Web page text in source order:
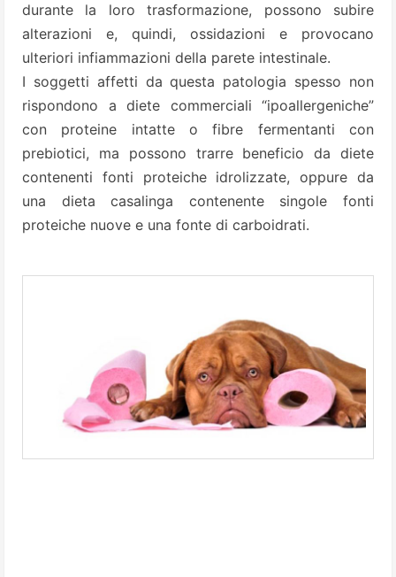
durante la loro trasformazione, possono subire
alterazioni e, quindi, ossidazioni e provocano
ulteriori infiammazioni della parete intestinale.
I soggetti affetti da questa patologia spesso non
rispondono a diete commerciali “ipoallergeniche”
con proteine intatte o fibre fermentanti con
prebiotici, ma possono trarre beneficio da diete
contenenti fonti proteiche idrolizzate, oppure da
una dieta casalinga contenente singole fonti
proteiche nuove e una fonte di carboidrati.